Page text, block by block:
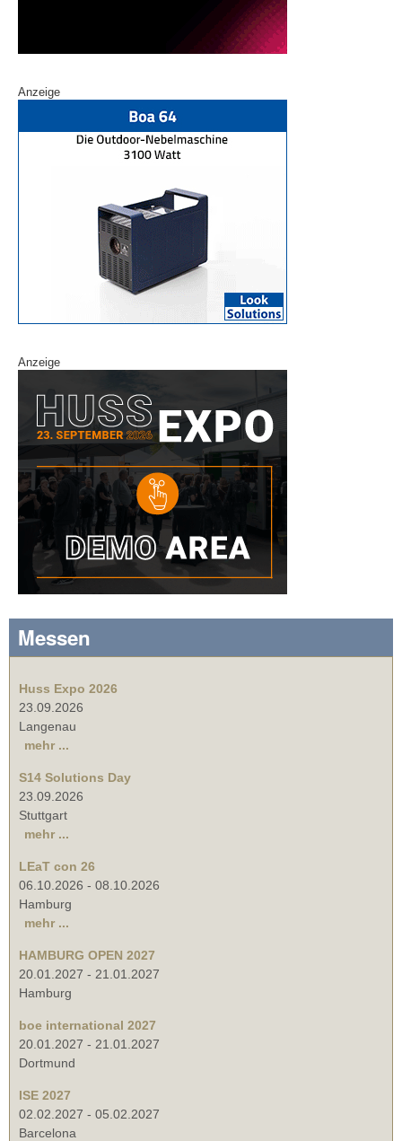
Anzeige
Anzeige
Messen
Huss Expo 2026
23.09.2026
Langenau
mehr ...
S14 Solutions Day
23.09.2026
Stuttgart
mehr ...
LEaT con 26
06.10.2026 - 08.10.2026
Hamburg
mehr ...
HAMBURG OPEN 2027
20.01.2027 - 21.01.2027
Hamburg
boe international 2027
20.01.2027 - 21.01.2027
Dortmund
ISE 2027
02.02.2027 - 05.02.2027
Barcelona